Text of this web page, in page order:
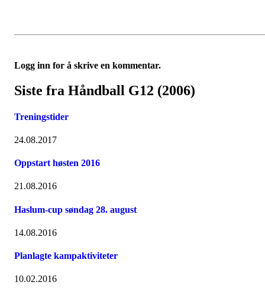
Logg inn for å skrive en kommentar.
Siste fra Håndball G12 (2006)
Treningstider
24.08.2017
Oppstart høsten 2016
21.08.2016
Haslum-cup søndag 28. august
14.08.2016
Planlagte kampaktiviteter
10.02.2016